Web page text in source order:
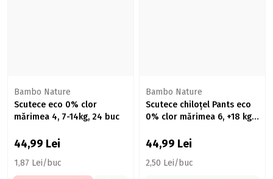
Bambo Nature
Scutece eco 0% clor
mărimea 4, 7-14kg, 24 buc
44,99 Lei
1,87 Lei/buc
Bambo Nature
Scutece chiloțel Pants eco
0% clor mărimea 6, +18 kg,
44,99 Lei
2,50 Lei/buc